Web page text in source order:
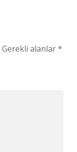
Gerekli alanlar*